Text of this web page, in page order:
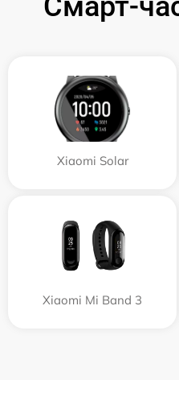
Xiaomi Solar
Xiaomi Mi Band 3